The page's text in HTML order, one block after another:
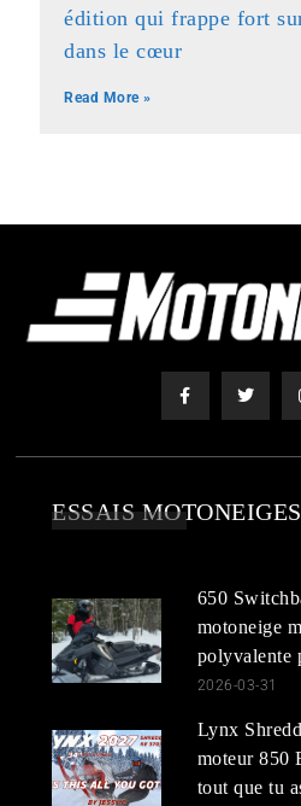
édition qui frappe fort
dans le cœur
Read More »
ESSAIS MOTONEIGES
650
motoneige
polyvalente
2026-03-31
Lynx
moteur 850
tout que tu